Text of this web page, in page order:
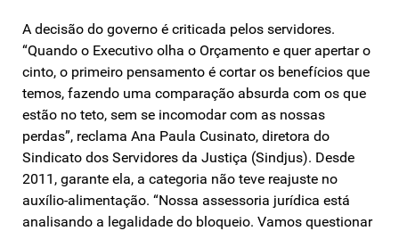
A decisão do governo é criticada pelos servidores.
“Quando o Executivo olha o Orçamento e quer apertar o
cinto, o primeiro pensamento é cortar os benefícios que
temos, fazendo uma comparação absurda com os que
estão no teto, sem se incomodar com as nossas
perdas”, reclama Ana Paula Cusinato, diretora do
Sindicato dos Servidores da Justiça (Sindjus). Desde
2011, garante ela, a categoria não teve reajuste no
auxílio-alimentação. “Nossa assessoria jurídica está
analisando a legalidade do bloqueio. Vamos questionar